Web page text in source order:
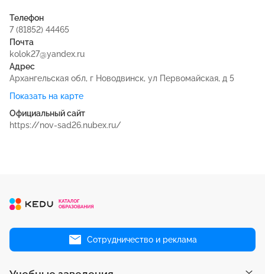
Телефон
7 (81852) 44465
Почта
kolok27@yandex.ru
Адрес
Архангельская обл, г Новодвинск, ул Первомайская, д 5
Показать на карте
Официальный сайт
https://nov-sad26.nubex.ru/
Сотрудничество и реклама